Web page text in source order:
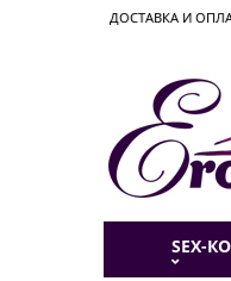
ДОСТАВКА И
SEX-